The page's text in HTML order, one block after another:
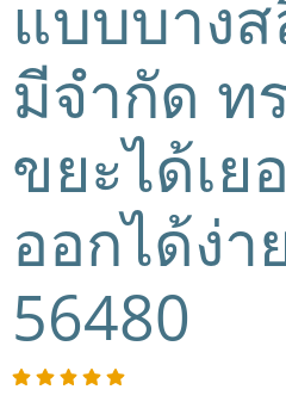
แบบบาง
มีจำกัด ท
ขยะได้เย
ออกได้ง่า
56480